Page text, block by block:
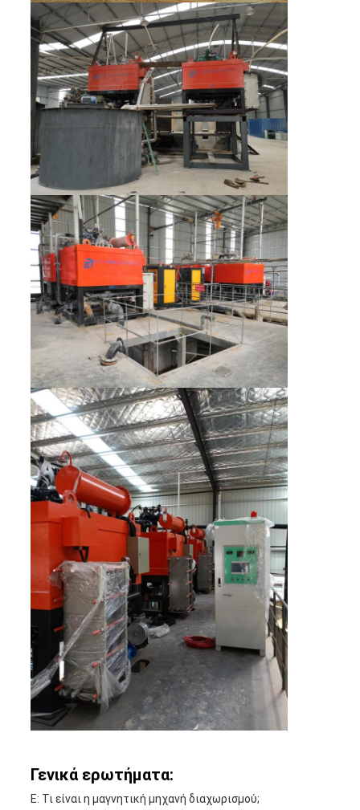
Γενικά ερωτήματα:
Ε: Τι είναι η μαγνητική μηχανή διαχωρισμού;